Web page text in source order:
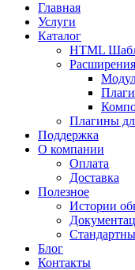
Главная
Услуги
Каталог
HTML
Плагины
Поддержка
О компании
Оплата
Доставка
Полезное
Истории
Блог
Контакты